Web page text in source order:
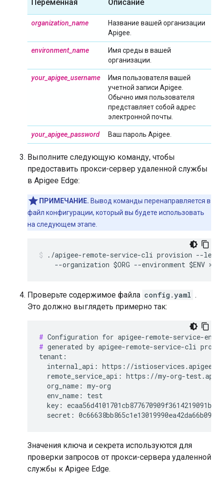
Переменная Описание
organization_name
Название вашей организации
Apigee.
environment_name
Имя среды в вашей
организации.
your_apigee_username
Имя пользователя вашей
учетной записи Apigee.
Обычно имя пользователя
представляет собой адрес
электронной почты.
your_apigee_password Ваш пароль Apigee.
Выполните следующую команду, чтобы
предоставить прокси-сервер удаленной службы
в Apigee Edge:
ПРИМЕЧАНИЕ. Вывод команды перенаправляется в
файл конфигурации, который вы будете использовать
на следующем этапе.
./apigee-remote-service-cli provision --legacy
--organization $ORG --environment $ENV >
Проверьте содержимое файла config.yaml .
Это должно выглядеть примерно так:
#
# generated by apigee-remote-service-cli
tenant:
internal_api: https://
remote_service_api: https://my-org-
  org_name: my-org
  env_name: test
key:
secret:
Значения ключа и секрета используются для
проверки запросов от прокси-сервера удаленной
службы к Apigee Edge.